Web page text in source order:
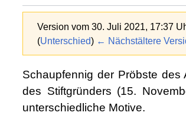
Version vom 30. Juli 2021, 17:37
(Unterschied) ← Nächstältere
Schaupfennig der Pröbste des
des Stiftgründers (15.
unterschiedliche Motive.